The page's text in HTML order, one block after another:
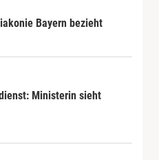
Bayern bezieht
Ministerin sieht